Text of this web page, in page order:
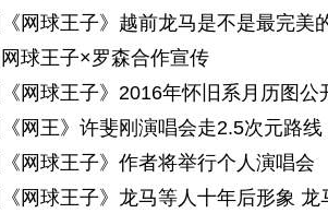
《网球王子》越前龙马是不是最完美
网球王子×罗森合作宣传
《网球王子》2016年怀旧系月历图公
《网王》许斐刚演唱会走2.5次元路线
《网球王子》作者将举行个人演唱会
《网球王子》龙马等人十年后形象